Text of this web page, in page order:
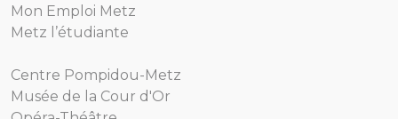
Mon Emploi Metz
Metz l’étudiante
Centre Pompidou-Metz
Musée de la Cour d'Or